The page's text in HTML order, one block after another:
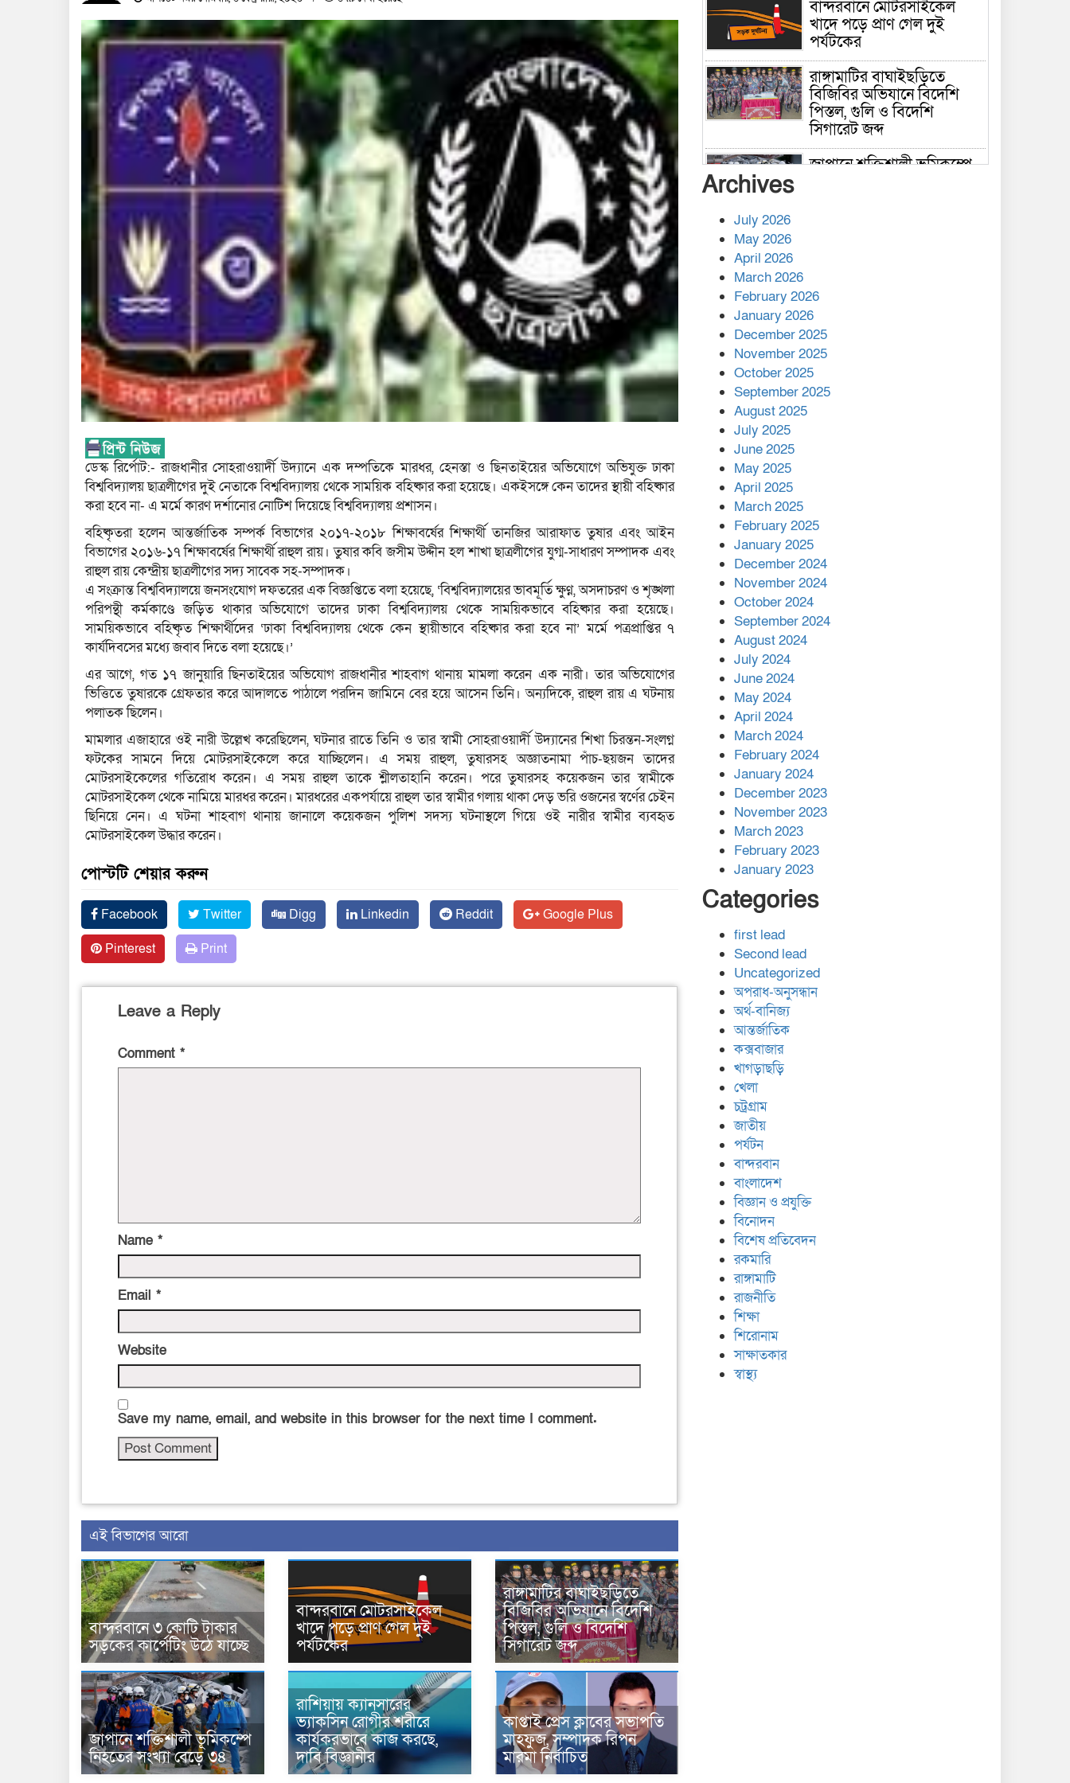
ডেস্ক রির্পোট:- রাজধানীর সোহরাওয়ার্দী উদ্যানে এক দম্পতিকে মারধর, হেনস্তা ও ছিনতাইয়ের অভিযোগে অভিযুক্ত ঢাকা
বিশ্ববিদ্যালয় ছাত্রলীগের দুই নেতাকে বিশ্ববিদ্যালয় থেকে সাময়িক বহিষ্কার করা হয়েছে। একইসঙ্গে কেন তাদের স্থায়ী বহিষ্কার
করা হবে না- এ মর্মে কারণ দর্শানোর নোটিশ দিয়েছে বিশ্ববিদ্যালয় প্রশাসন।
বহিষ্কৃতরা হলেন আন্তর্জাতিক সম্পর্ক বিভাগের ২০১৭-২০১৮ শিক্ষাবর্ষের শিক্ষার্থী তানজির আরাফাত তুষার এবং আইন
বিভাগের ২০১৬-১৭ শিক্ষাবর্ষের শিক্ষার্থী রাহুল রায়। তুষার কবি জসীম উদ্দীন হল শাখা ছাত্রলীগের যুগ্ম-সাধারণ সম্পাদক এবং
রাহুল রায় কেন্দ্রীয় ছাত্রলীগের সদ্য সাবেক সহ-সম্পাদক।
এ সংক্রান্ত বিশ্ববিদ্যালয়ে জনসংযোগ দফতরের এক বিজ্ঞপ্তিতে বলা হয়েছে, ‘বিশ্ববিদ্যালয়ের ভাবমূর্তি ক্ষুণ্ন, অসদাচরণ ও শৃঙ্খলা
পরিপন্থী কর্মকাণ্ডে জড়িত থাকার অভিযোগে তাদের ঢাকা বিশ্ববিদ্যালয় থেকে সাময়িকভাবে বহিষ্কার করা হয়েছে।
সাময়িকভাবে বহিষ্কৃত শিক্ষার্থীদের ‘ঢাকা বিশ্ববিদ্যালয় থেকে কেন স্থায়ীভাবে বহিষ্কার করা হবে না’ মর্মে পত্রপ্রাপ্তির ৭
কার্যদিবসের মধ্যে জবাব দিতে বলা হয়েছে।’
এর আগে, গত ১৭ জানুয়ারি ছিনতাইয়ের অভিযোগ রাজধানীর শাহবাগ থানায় মামলা করেন এক নারী। তার অভিযোগের
ভিত্তিতে তুষারকে গ্রেফতার করে আদালতে পাঠালে পরদিন জামিনে বের হয়ে আসেন তিনি। অন্যদিকে, রাহুল রায় এ ঘটনায়
পলাতক ছিলেন।
মামলার এজাহারে ওই নারী উল্লেখ করেছিলেন, ঘটনার রাতে তিনি ও তার স্বামী সোহরাওয়ার্দী উদ্যানের শিখা চিরন্তন-সংলগ্ন
ফটকের সামনে দিয়ে মোটরসাইকেলে করে যাচ্ছিলেন। এ সময় রাহুল, তুষারসহ অজ্ঞাতনামা পাঁচ-ছয়জন তাদের
মোটরসাইকেলের গতিরোধ করেন। এ সময় রাহুল তাকে শ্লীলতাহানি করেন। পরে তুষারসহ কয়েকজন তার স্বামীকে
মোটরসাইকেল থেকে নামিয়ে মারধর করেন। মারধরের একপর্যায়ে রাহুল তার স্বামীর গলায় থাকা দেড় ভরি ওজনের স্বর্ণের চেইন
ছিনিয়ে নেন। এ ঘটনা শাহবাগ থানায় জানালে কয়েকজন পুলিশ সদস্য ঘটনাস্থলে গিয়ে ওই নারীর স্বামীর ব্যবহৃত
মোটরসাইকেল উদ্ধার করেন।
পোস্টটি শেয়ার করুন
Facebook Twitter Digg Linkedin Reddit
Google Plus
Pinterest
Print
Leave a Reply
Comment *
Name *
Email *
Website
Save my name, email, and website in this browser for the next time I comment.
এই বিভাগের আরো
বান্দরবানে ৩ কোটি টাকার
সড়কের কার্পেটিং উঠে যাচ্ছে
বান্দরবানে মোটরসাইকেল
খাদে পড়ে প্রাণ গেল দুই
পর্যটকের
রাঙ্গামাটির বাঘাইছড়িতে
বিজিবির অভিযানে বিদেশি
পিস্তল, গুলি ও বিদেশি
সিগারেট জব্দ
জাপানে শক্তিশালী ভূমিকম্পে
নিহতের সংখ্যা বেড়ে ৩৪
রাশিয়ায় ক্যানসারের
ভ্যাকসিন রোগীর শরীরে
কার্যকরভাবে কাজ করছে,
দাবি বিজ্ঞানীর
কাপ্তাই প্রেস ক্লাবের সভাপতি
মাহফুজ, সম্পাদক রিপন
মারমা নির্বাচিত
বান্দরবানে মোটরসাইকেল
খাদে পড়ে প্রাণ গেল দুই
পর্যটকের
রাঙ্গামাটির বাঘাইছড়িতে
বিজিবির অভিযানে বিদেশি
পিস্তল, গুলি ও বিদেশি
সিগারেট জব্দ
জাপানে শক্তিশালী ভূমিকম্পে
কাপ্তাই প্রেস ক্লাবের সভাপতি
মাহফুজ, সম্পাদক রিপন মারমা
নির্বাচিত
মালয়েশিয়ার প্রধানমন্ত্রীকে চিঠি
দেয়ার পর ফোন তারেক
রহমানের,গ্যাস সঙ্কট
মোকাবিলায় সহায়তার আশ্বাস
এক বিলিয়ন ডলার বিনিয়োগ
হবে আনোয়ারায়
বান্দরবানে বন্যায় ক্ষতিগ্রস্তদের
মাঝে সহায়তা দিলেন সাচিং প্রু
জেরী
Archives
July 2026
May 2026
April 2026
March 2026
February 2026
January 2026
December 2025
November 2025
October 2025
September 2025
August 2025
July 2025
June 2025
May 2025
April 2025
March 2025
February 2025
January 2025
December 2024
November 2024
October 2024
September 2024
August 2024
July 2024
June 2024
May 2024
April 2024
March 2024
February 2024
January 2024
December 2023
November 2023
March 2023
February 2023
January 2023
Categories
first lead
Second lead
Uncategorized
অপরাধ-অনুসন্ধান
অর্থ-বানিজ্য
আন্তর্জাতিক
কক্সবাজার
খাগড়াছড়ি
খেলা
চট্রগ্রাম
জাতীয়
পর্যটন
বান্দরবান
বাংলাদেশ
বিজ্ঞান ও প্রযুক্তি
বিনোদন
বিশেষ প্রতিবেদন
রকমারি
রাঙ্গামাটি
রাজনীতি
শিক্ষা
শিরোনাম
সাক্ষাতকার
স্বাস্থ্য